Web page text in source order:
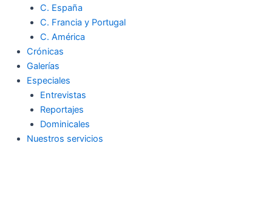
C. España
C. Francia y Portugal
C. América
Crónicas
Galerías
Especiales
Entrevistas
Reportajes
Dominicales
Nuestros servicios